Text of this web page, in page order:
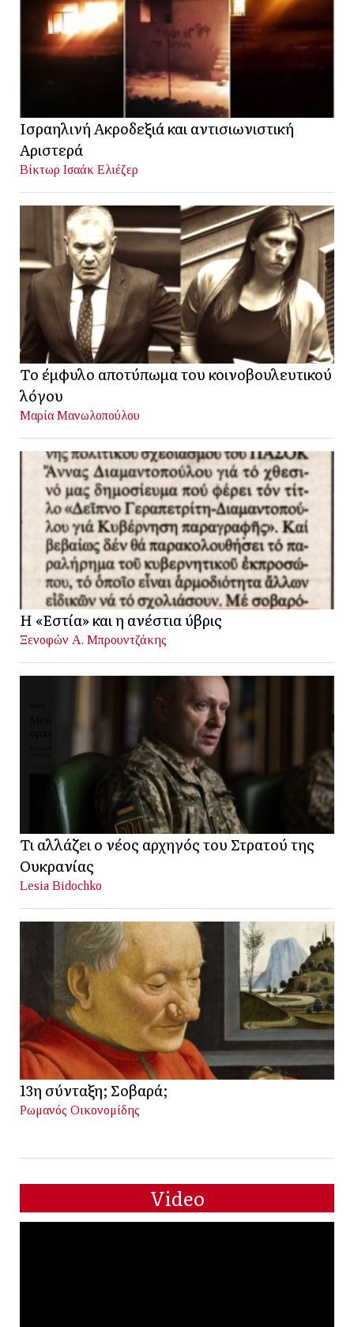
Ισραηλινή Ακροδεξιά και αντισιωνιστική
Αριστερά
Βίκτωρ Ισαάκ Ελιέζερ
Το έμφυλο αποτύπωμα του κοινοβουλευτικού
λόγου
Μαρία Μανωλοπούλου
Η «Εστία» και η ανέστια ύβρις
Ξενοφών Α. Μπρουντζάκης
Τι αλλάζει ο νέος αρχηγός του Στρατού της
Ουκρανίας
Lesia Bidochko
13η σύνταξη; Σοβαρά;
Ρωμανός Οικονομίδης
Video